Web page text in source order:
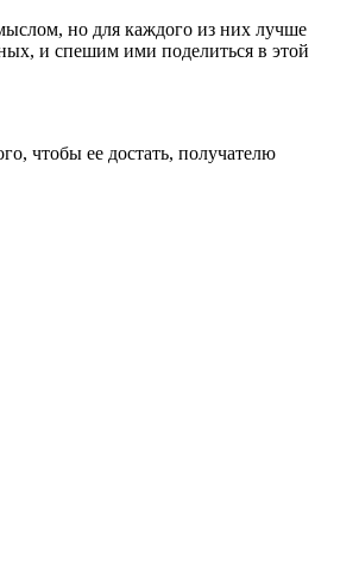
но для каждого из них лучше
и спешим ими поделиться в этой
чтобы ее достать, получателю